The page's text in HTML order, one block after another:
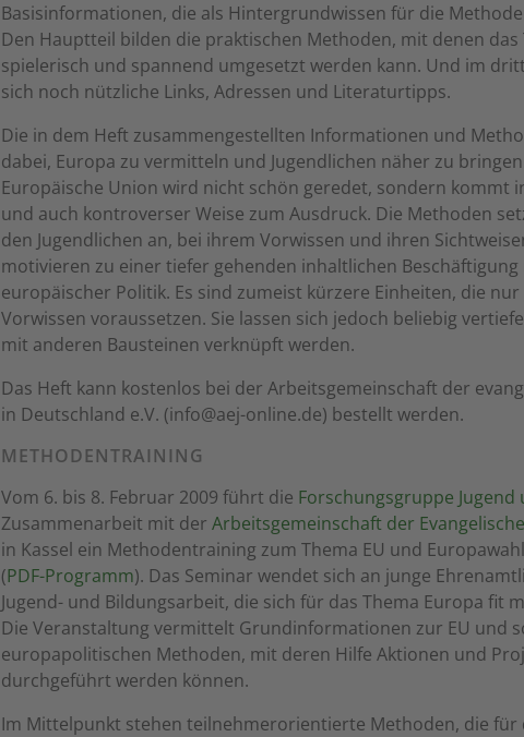
Basisinformationen, die als Hintergrundwissen für die
Den Hauptteil bilden die praktischen Methoden, mit denen das
spielerisch und spannend umgesetzt werden kann. Und im
sich noch nützliche Links, Adressen und Literaturtipps.
Die in dem Heft zusammengestellten Informationen und
dabei, Europa zu vermitteln und Jugendlichen näher zu
Europäische Union wird nicht schön geredet, sondern kommt
und auch kontroverser Weise zum Ausdruck. Die Methoden
den Jugendlichen an, bei ihrem Vorwissen und ihren
motivieren zu einer tiefer gehenden inhaltlichen Beschäftigung
europäischer Politik. Es sind zumeist kürzere Einheiten, die nur
Vorwissen voraussetzen. Sie lassen sich jedoch beliebig
mit anderen Bausteinen verknüpft werden.
Das Heft kann kostenlos bei der Arbeitsgemeinschaft der
in Deutschland e.V. (info@aej-online.de) bestellt werden.
METHODENTRAINING
Vom 6. bis 8. Februar 2009 führt die Forschungsgruppe Jugend
Zusammenarbeit mit der Arbeitsgemeinschaft der
in Kassel ein Methodentraining zum Thema EU und
(PDF-Programm). Das Seminar wendet sich an junge
Jugend- und Bildungsarbeit, die sich für das Thema Europa fit
Die Veranstaltung vermittelt Grundinformationen zur EU und
europapolitischen Methoden, mit deren Hilfe Aktionen und
durchgeführt werden können.
Im Mittelpunkt stehen teilnehmerorientierte Methoden, die für